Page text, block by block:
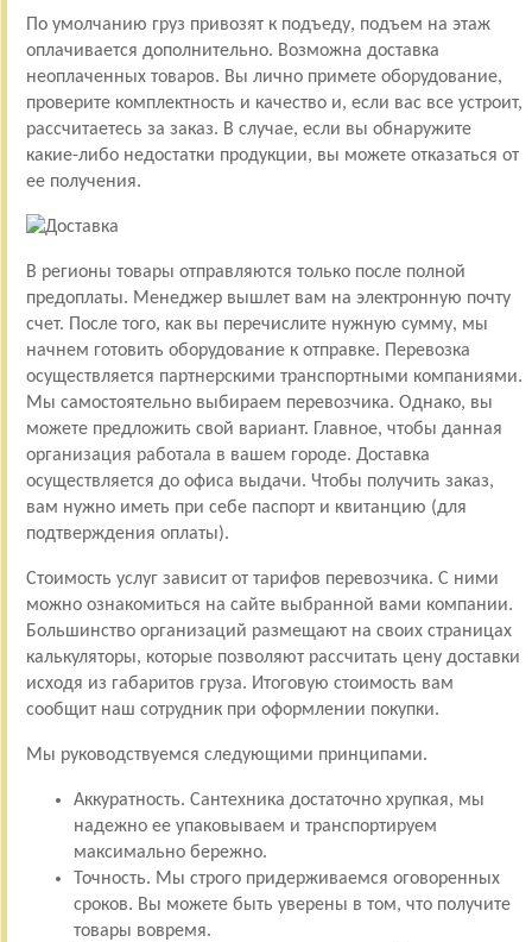
По умолчанию груз привозят к подъеду, подъем на этаж
оплачивается дополнительно. Возможна доставка
неоплаченных товаров. Вы лично примете оборудование,
проверите комплектность и качество и, если вас все устроит,
рассчитаетесь за заказ. В случае, если вы обнаружите
какие-либо недостатки продукции, вы можете отказаться от
ее получения.
В регионы товары отправляются только после полной
предоплаты. Менеджер вышлет вам на электронную почту
счет. После того, как вы перечислите нужную сумму, мы
начнем готовить оборудование к отправке. Перевозка
осуществляется партнерскими транспортными компаниями.
Мы самостоятельно выбираем перевозчика. Однако, вы
можете предложить свой вариант. Главное, чтобы данная
организация работала в вашем городе. Доставка
осуществляется до офиса выдачи. Чтобы получить заказ,
вам нужно иметь при себе паспорт и квитанцию (для
подтверждения оплаты).
Стоимость услуг зависит от тарифов перевозчика. С ними
можно ознакомиться на сайте выбранной вами компании.
Большинство организаций размещают на своих страницах
калькуляторы, которые позволяют рассчитать цену доставки
исходя из габаритов груза. Итоговую стоимость вам
сообщит наш сотрудник при оформлении покупки.
Мы руководствуемся следующими принципами.
Аккуратность. Сантехника достаточно хрупкая, мы
надежно ее упаковываем и транспортируем
максимально бережно.
Точность. Мы строго придерживаемся оговоренных
сроков. Вы можете быть уверены в том, что получите
товары вовремя.